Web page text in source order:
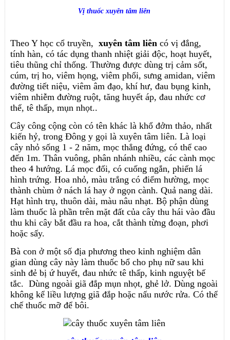
Vị thuốc xuyên tâm liên
Theo Y học cổ truyền, xuyên tâm liên có vị đắng,
tính hàn, có tác dụng thanh nhiệt giải độc, hoạt huyết,
tiêu thũng chỉ thống. Thường được dùng trị cảm sốt,
cúm, trị ho, viêm họng, viêm phổi, sưng amidan, viêm
đường tiết niệu, viêm âm đạo, khí hư, đau bụng kinh,
viêm nhiễm đường ruột, tăng huyết áp, đau nhức cơ
thể, tê thấp, mụn nhọt..
Cây công cộng còn có tên khác là khổ đởm thảo, nhất
kiến hỷ, trong Đông y gọi là xuyên tâm liên. Là loại
cây nhỏ sống 1 - 2 năm, mọc thẳng đứng, có thể cao
đến 1m. Thân vuông, phân nhánh nhiều, các cành mọc
theo 4 hướng. Lá mọc đối, có cuống ngắn, phiến lá
hình trứng. Hoa nhỏ, màu trắng có điểm hường, mọc
thành chùm ở nách lá hay ở ngọn cành. Quả nang dài.
Hạt hình trụ, thuôn dài, màu nâu nhạt. Bộ phận dùng
làm thuốc là phần trên mặt đất của cây thu hái vào đầu
thu khi cây bắt đầu ra hoa, cắt thành từng đoạn, phơi
hoặc sấy.
Bà con ở một số địa phương theo kinh nghiệm dân
gian dùng cây này làm thuốc bổ cho phụ nữ sau khi
sinh đẻ bị ứ huyết, đau nhức tê thấp, kinh nguyệt bế
tắc. Dùng ngoài giã đắp mụn nhọt, ghẻ lở. Dùng ngoài
không kể liều lượng giã đắp hoặc nấu nước rửa. Có thể
chế thuốc mỡ để bôi.